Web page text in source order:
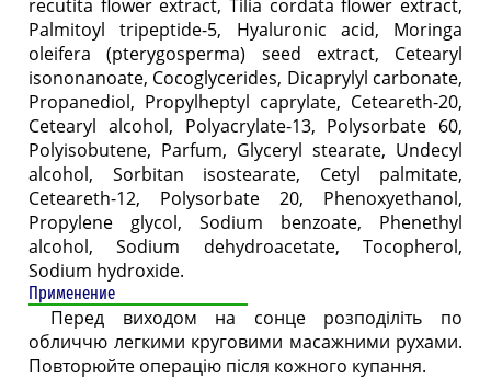
recutita flower extract, Tilia cordata flower extract,
Palmitoyl tripeptide-5, Hyaluronic acid, Moringa
oleifera (pterygosperma) seed extract, Cetearyl
isononanoate, Cocoglycerides, Dicaprylyl carbonate,
Propanediol, Propylheptyl caprylate, Ceteareth-20,
Cetearyl alcohol, Polyacrylate-13, Polysorbate 60,
Polyisobutene, Parfum, Glyceryl stearate, Undecyl
alcohol, Sorbitan isostearate, Cetyl palmitate,
Ceteareth-12, Polysorbate 20, Phenoxyethanol,
Propylene glycol, Sodium benzoate, Phenethyl
alcohol, Sodium dehydroacetate, Tocopherol,
Sodium hydroxide.
Применение
Перед виходом на сонце розподіліть по
обличчю легкими круговими масажними рухами.
Повторюйте операцію після кожного купання.